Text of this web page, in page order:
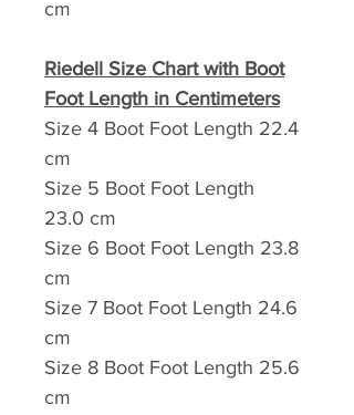
cm
Riedell Size Chart with Boot
Foot Length in Centimeters
Size 4 Boot Foot Length 22.4
cm
Size 5 Boot Foot Length
23.0 cm
Size 6 Boot Foot Length 23.8
cm
Size 7 Boot Foot Length 24.6
cm
Size 8 Boot Foot Length 25.6
cm